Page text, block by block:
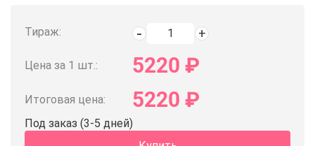
Тираж:
Цена за 1 шт.: 5220 ₽
Итоговая цена: 5220 ₽
Под заказ (3-5 дней)